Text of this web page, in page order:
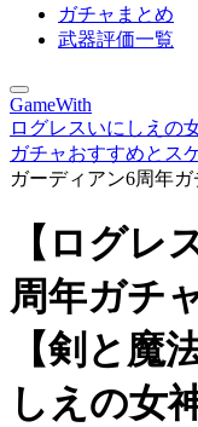
ガチャまとめ
武器評価一覧
GameWith
ログレスいにしえの
ガチャおすすめとス
ガーディアン6周年
【ログレ
周年ガチ
【剣と魔
しえの女神